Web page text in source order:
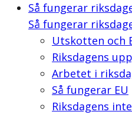
Så fungerar
Så fungerar
Utskotten och
Riksdagens
Arbetet i
Så fungerar EU
Riksdagens